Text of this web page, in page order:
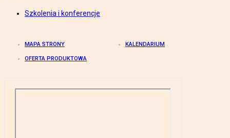
Szkolenia i konferencje
MAPA STRONY KALENDARIUM
OFERTA PRODUKTOWA